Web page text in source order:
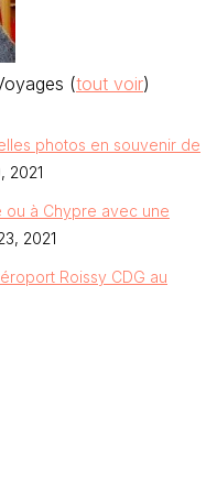
(tout voir)
photos en souvenir de
2021
ou à Chypre avec une
2021
Roissy CDG au